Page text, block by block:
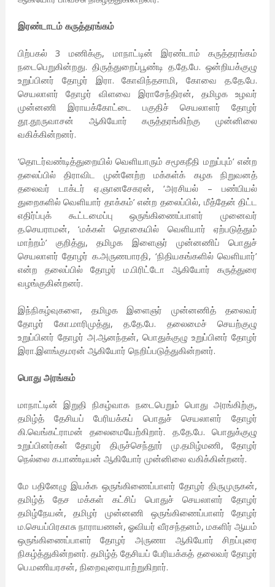
இரண்டாடம் கருத்தரங்கம்
பிற்பகல் 3 மணிக்கு, மாநாட்டின் இரண்டாம் கருத்தரங்கம்
நடைபெறுகின்றது. திருத்துறைப்பூண்டி த.தே.பே. ஒன்றியக்குழு
உறுப்பினர் தோழர் இரா. கோவிந்தசாமி, கோவை த.தே.பே.
செயலாளர் தோழர் விளவை இராசேந்திரன், தமிழக உழவர்
முன்னணி இராயக்கோட்டை பகுதிச் செயலாளர் தோழர்
தூ.தூருவாசன் ஆகியோர் கருத்தரங்கிற்கு முன்னிலை
வகிக்கின்றனர்.
‘தொடர்வண்டித்துறையில் வெளியாரும் சமூகநீதி மறுப்பும்’ என்ற
தலைப்பில் திராவிட முன்னேற்ற மக்கள்க் கழக நிறுவனத்
தலைவர் டாக்டர் ஏ.ஞானசேகரன், ‘அரசியல் – பண்பியல்
துறைகளில் வெளியார் தாக்கம்’ என்ற தலைப்பில், மீத்தேன் திட்ட
எதிர்ப்புக் கூட்டமைப்பு ஒருங்கிணைப்பாளர் முனைவர்
த.செயராமன், ‘மக்கள் தொகையில் வெளியார் ஏற்படுத்தும்
மாற்றம்’ குறித்து, தமிழக இளைஞர் முன்னணிப் பொதுச்
செயலாளர் தோழர் க.அருணபாரதி, ‘நிதியகங்களில் வெளியார்’
என்ற தலைப்பில் தோழர் ம.பிரிட்டோ ஆகியோர் கருத்துரை
வழங்குகின்றனர்.
இந்நிகழ்வுகளை, தமிழக இளைஞர் முன்னணித் தலைவர்
தோழர் கோ.மாரிமுத்து, த.தே.பே. தலைமைச் செயற்குழு
உறுப்பினர் தோழர் அ.ஆனந்தன், பொதுக்குழு உறுப்பினர் தோழர்
இரா.இளங்குமரன் ஆகியோர் நெறிப்படுத்துகின்றனர்.
பொது அரங்கம்
மாநாட்டின் இறுதி நிகழ்வாக நடைபெறும் பொது அரங்கிற்கு,
தமிழ்த் தேசியப் பேரியக்கப் பொதுச் செயலாளர் தோழர்
கி.வெங்கட்ராமன் தலைமையேற்கிறார். த.தே.பே. பொதுக்குழு
உறுப்பினர்கள் தோழர் திருச்செந்தூர் மு.தமிழ்மணி, தோழர்
நெல்லை க.பாண்டியன் ஆகியோர் முன்னிலை வகிக்கின்றனர்.
மே பதினேழு இயக்க ஒருங்கிணைப்பாளர் தோழர் திருமுருகன்,
தமிழ்த் தேச மக்கள் கட்சிப் பொதுச் செயலாளர் தோழர்
தமிழ்நேயன், தமிழர் முன்னணி ஒருங்கிணைப்பாளர் தோழர்
ம.செயப்பிரகாசு நாராயணன், ஓவியர் வீரசந்தனம், மகளிர் ஆயம்
ஒருங்கிணைப்பாளர் தோழர் அருணா ஆகியோர் சிறப்புரை
நிகழ்த்துகின்றனர். தமிழ்த் தேசியப் பேரியக்கத் தலைவர் தோழர்
பெ.மணியரசன், நிறைவுரையாற்றுகிறார்.